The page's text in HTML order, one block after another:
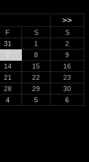
>>
F S
S
31 1
2
7 8
9
14 15
16
21 22
23
28 29
30
4 5 6